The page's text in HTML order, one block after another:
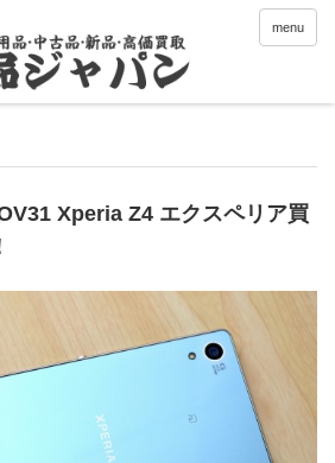
menu
Xperia Z4 エクスペリア買